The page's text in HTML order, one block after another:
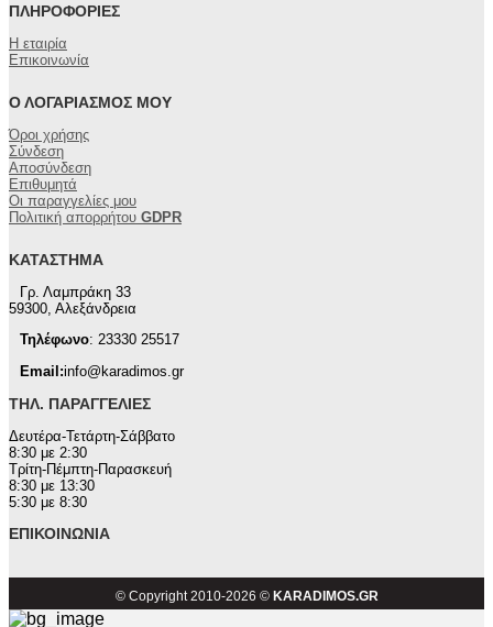
ΠΛΗΡΟΦΟΡΊΕΣ
Η εταιρία
Επικοινωνία
Ο ΛΟΓΑΡΙΑΣΜΌΣ ΜΟΥ
Όροι χρήσης
Σύνδεση
Αποσύνδεση
Επιθυμητά
Οι παραγγελίες μου
Πολιτική απορρήτου GDPR
ΚΑΤΆΣΤΗΜΑ
Γρ. Λαμπράκη 33
59300, Αλεξάνδρεια
Τηλέφωνο: 23330 25517
Email:info@karadimos.gr
ΤΗΛ. ΠΑΡΑΓΓΕΛΊΕΣ
Δευτέρα-Τετάρτη-Σάββατο
8:30 με 2:30
Τρίτη-Πέμπτη-Παρασκευή
8:30 με 13:30
5:30 με 8:30
ΕΠΙΚΟΙΝΩΝΊΑ
© Copyright 2010-2026 © KARADIMOS.GR